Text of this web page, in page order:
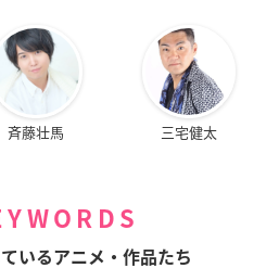
斉藤壮馬 三宅健太
いるアニメ・作品たち